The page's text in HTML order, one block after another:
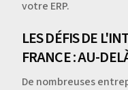
votre ERP.
LES DÉFIS DE
FRANCE : AU-
De nombreuses